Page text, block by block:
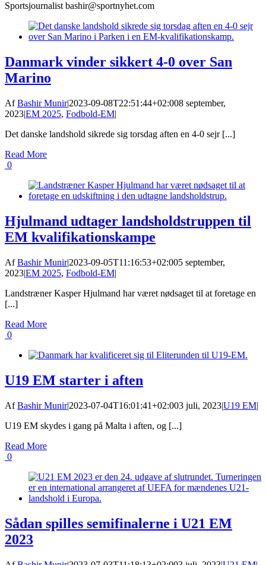
Sportsjournalist bashir@sportnyhet.com
Danmark vinder sikkert 4-0 over San
Marino
AfBashir Munir|2023-09-08T22:51:44+02:008 september,
2023|EM 2025, Fodbold-EM|
Det danske landshold sikrede sig torsdag aften en 4-0 sejr [...]
Read More
0
Hjulmand udtager landsholdstruppen til
EM kvalifikationskampe
AfBashir Munir|2023-09-05T11:16:53+02:005 september,
2023|EM 2025, Fodbold-EM|
Landstræner Kasper Hjulmand har været nødsaget til at foretage en
[...]
Read More
0
U19 EM starter i aften
AfBashir Munir|2023-07-04T16:01:41+02:003 juli, 2023|U19 EM|
U19 EM skydes i gang på Malta i aften, og [...]
Read More
0
Sådan spilles semifinalerne i U21 EM
2023